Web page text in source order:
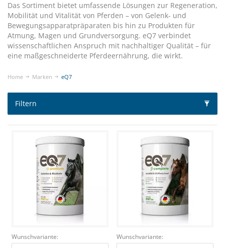
Das Sortiment bietet umfassende Lösungen zur Regeneration,
Mobilität und Vitalität von Pferden – von Gelenk- und
Bewegungsapparatpräparaten bis hin zu Produkten für
Atmung, Magen und Grundversorgung. eQ7 verbindet
wissenschaftlichen Anspruch mit nachhaltiger Qualität – für
eine maßgeschneiderte Pferdeernährung, die wirkt.
Home Marken eQ7
Filtern
Wunschvariante:
Wunschvariante: